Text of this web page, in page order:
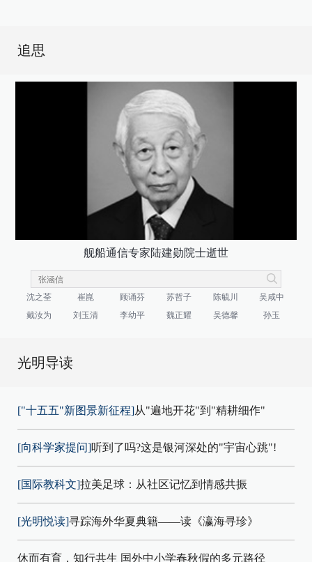
追思
舰船通信专家陆建勋院士逝世
沈之荃 崔崑 顾诵芬 苏哲子 陈毓川
吴咸中
戴汝为
刘玉清 李幼平 魏正耀 吴德馨 孙玉
光明导读
["十五五"新图景新征程]从"遍地开花"到"精耕细作"
[向科学家提问]听到了吗?这是银河深处的"宇宙心跳"!
[国际教科文]拉美足球：从社区记忆到情感共振
[光明悦读]寻踪海外华夏典籍——读《瀛海寻珍》
休而有育，知行共生 国外中小学春秋假的多元路径